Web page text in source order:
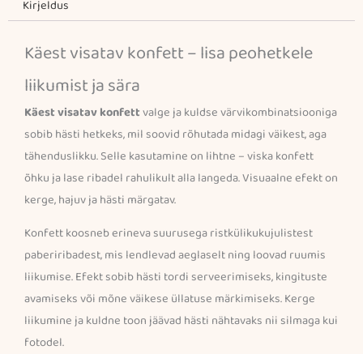
35
kogus
Kirjeldus
Käest visatav konfett – lisa peohetkele
liikumist ja sära
Käest visatav konfettvalge ja kuldse värvikombinatsiooniga
sobib hästi hetkeks, mil soovid rõhutada midagi väikest, aga
tähenduslikku. Selle kasutamine on lihtne – viska konfett
õhku ja lase ribadel rahulikult alla langeda. Visuaalne efekt on
kerge, hajuv ja hästi märgatav.
Konfett koosneb erineva suurusega ristkülikukujulistest
paberiribadest, mis lendlevad aeglaselt ning loovad ruumis
liikumise. Efekt sobib hästi tordi serveerimiseks, kingituste
avamiseks või mõne väikese üllatuse märkimiseks. Kerge
liikumine ja kuldne toon jäävad hästi nähtavaks nii silmaga kui
fotodel.